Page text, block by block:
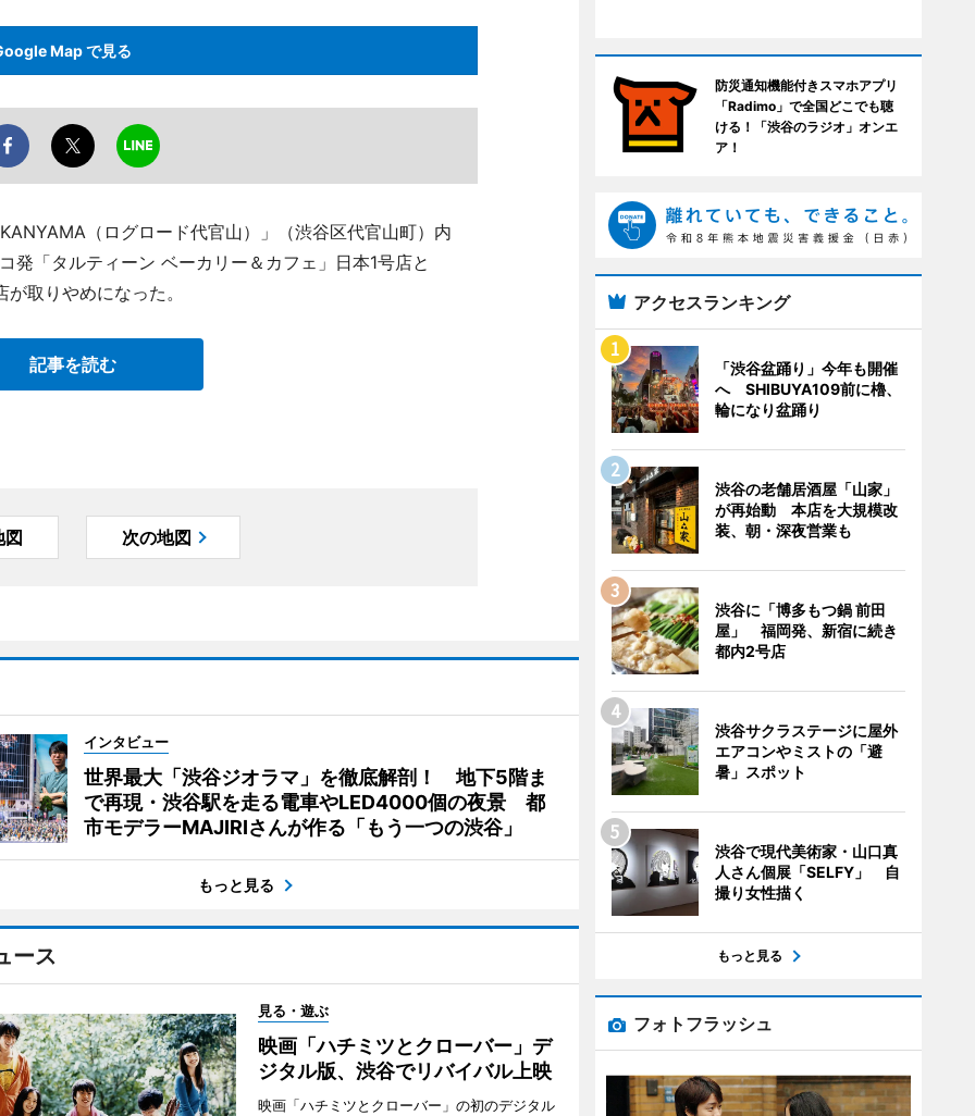
Map で見る
（ログロード代官山）」（渋谷区代官山町）内
発「タルティーン ベーカリー＆カフェ」日本1号店と
取りやめになった。
記事を読む
図 次の地図
インタビュー
世界最大「渋谷ジオラマ」を徹底解剖！ 地下5階ま
で再現・渋谷駅を走る電車やLED4000個の夜景 都
市モデラーMAJIRIさんが作る「もう一つの渋谷」
もっと見る
ース
見る・遊ぶ
映画「ハチミツとクローバー」デ
ジタル版、渋谷でリバイバル上映
映画「ハチミツとクローバー」の初のデジタル
防災通知機能付きスマホアプリ
「Radimo」で全国どこでも聴
ける！「渋谷のラジオ」オンエ
ア！
アクセスランキング
「渋谷盆踊り」今年も開催
へ SHIBUYA109前に櫓、
輪になり盆踊り
渋谷の老舗居酒屋「山家」
が再始動 本店を大規模改
装、朝・深夜営業も
渋谷に「博多もつ鍋 前田
屋」 福岡発、新宿に続き
都内2号店
渋谷サクラステージに屋外
エアコンやミストの「避
暑」スポット
渋谷で現代美術家・山口真
人さん個展「SELFY」 自
撮り女性描く
もっと見る
フォトフラッシュ